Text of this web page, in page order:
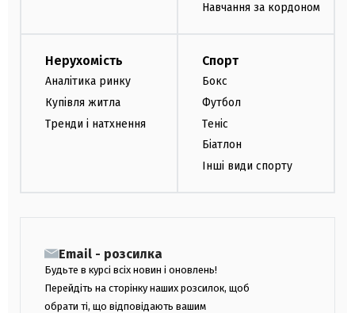
Навчання за кордоном
Нерухомість
Аналітика ринку
Купівля житла
Тренди і натхнення
Спорт
Бокс
Футбол
Теніс
Біатлон
Інші види спорту
Email - розсилка
Будьте в курсі всіх новин і оновлень!
Перейдіть на сторінку наших розсилок, щоб
обрати ті, що відповідають вашим